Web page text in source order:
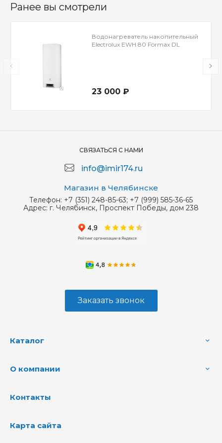
Ранее вы смотрели
Водонагреватель накопительный
Electrolux EWH 80 Formax DL
23 000 ₽
СВЯЗАТЬСЯ С НАМИ
info@imir174.ru
Магазин в Челябинске
Телефон: +7 (351) 248-85-63; +7 (999) 585-36-65
Адрес: г. Челябинск, Проспект Победы, дом 238
Заказать звонок
Каталог
О компании
Контакты
Карта сайта